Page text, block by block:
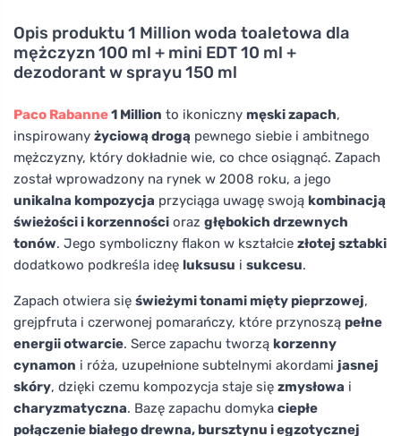
Opis produktu1 Million woda toaletowa dla
mężczyzn 100 ml + mini EDT 10 ml +
dezodorant w sprayu 150 ml
Paco Rabanne1 Million to ikoniczny męski zapach,
inspirowany życiową drogą pewnego siebie i ambitnego
mężczyzny, który dokładnie wie, co chce osiągnąć. Zapach
został wprowadzony na rynek w 2008 roku, a jego
unikalna kompozycja przyciąga uwagę swoją kombinacją
świeżości i korzenności oraz głębokich drzewnych
tonów. Jego symboliczny flakon w kształcie złotej sztabki
dodatkowo podkreśla ideę luksusu i sukcesu.
Zapach otwiera się świeżymi tonami mięty pieprzowej,
grejpfruta i czerwonej pomarańczy, które przynoszą pełne
energii otwarcie. Serce zapachu tworzą korzenny
cynamon i róża, uzupełnione subtelnymi akordami jasnej
skóry, dzięki czemu kompozycja staje się zmysłowa i
charyzmatyczna. Bazę zapachu domyka ciepłe
połączenie białego drewna, bursztynu i egzotycznej